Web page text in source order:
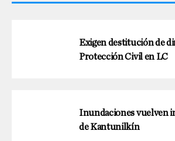
Exigen destitución de
Protección Civil en LC
Inundaciones vuelven
de Kantunilkín